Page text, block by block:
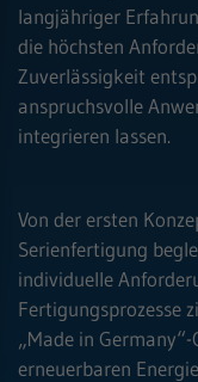
langjähriger
die höchsten
Zuverlässigkeit
anspruchsvolle
integrieren lassen.
Von der ersten
Serienfertigung
individuelle
Fertigungsprozesse
„Made in
erneuerbaren